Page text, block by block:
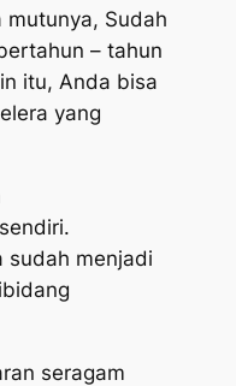
Sudah
– tahun
itu, Anda bisa
yang
sudah menjadi
seragam